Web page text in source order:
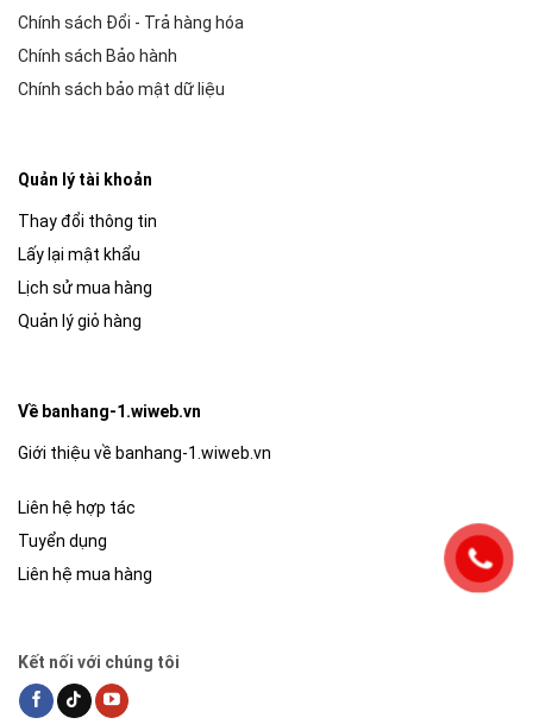
Chính sách Đổi - Trả hàng hóa
Chính sách Bảo hành
Chính sách bảo mật dữ liệu
Quản lý tài khoản
Thay đổi thông tin
Lấy lại mật khẩu
Lịch sử mua hàng
Quản lý giỏ hàng
Về banhang-1.wiweb.vn
Giới thiệu về banhang-1.wiweb.vn
Liên hệ hợp tác
Tuyển dụng
Liên hệ mua hàng
Kết nối với chúng tôi